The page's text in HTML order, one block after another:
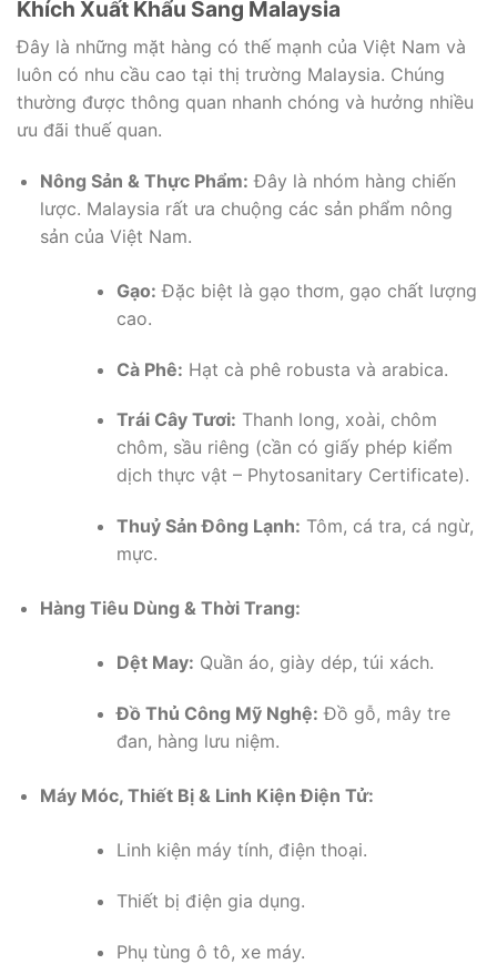
Khích Xuất Khẩu Sang Malaysia
Đây là những mặt hàng có thế mạnh của Việt Nam và
luôn có nhu cầu cao tại thị trường Malaysia. Chúng
thường được thông quan nhanh chóng và hưởng nhiều
ưu đãi thuế quan.
Nông Sản & Thực Phẩm: Đây là nhóm hàng chiến
lược. Malaysia rất ưa chuộng các sản phẩm nông
sản của Việt Nam.
Gạo: Đặc biệt là gạo thơm, gạo chất lượng
cao.
Cà Phê: Hạt cà phê robusta và arabica.
Trái Cây Tươi: Thanh long, xoài, chôm
chôm, sầu riêng (cần có giấy phép kiểm
dịch thực vật – Phytosanitary Certificate).
Thuỷ Sản Đông Lạnh: Tôm, cá tra, cá ngừ,
mực.
Hàng Tiêu Dùng & Thời Trang:
Dệt May: Quần áo, giày dép, túi xách.
Đồ Thủ Công Mỹ Nghệ: Đồ gỗ, mây tre
đan, hàng lưu niệm.
Máy Móc, Thiết Bị & Linh Kiện Điện Tử:
Linh kiện máy tính, điện thoại.
Thiết bị điện gia dụng.
Phụ tùng ô tô, xe máy.